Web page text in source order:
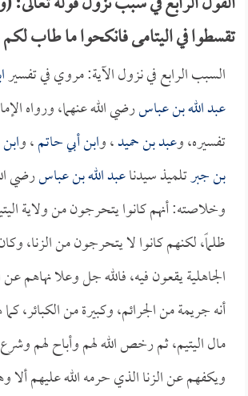
تقسطوا في اليتامى فانكحوا ما طاب
السبب الرابع في نزول الآية: مروي في تفسير
عبد الله بن عباسرضي الله عنهما، ورواه
تفسيره، وعبد بن حميد، وابن أبي حاتم، و
بن جبرتلميذ سيدناعبد الله بن عباسرضي
وخلاصته: أنهم كانوا يتحرجون من ولاية
ظلماً، لكنهم كانوا لا يتحرجون من الزنا،
الجاهلية يقعون فيه، فالله جل وعلا نهاهم
أنه جريمة من الجرائم، وكبيرة من الكبائر،
مال اليتيم، ثم رخص الله لهم وأباح لهم
ويكفهم عن الزنا الذي حرمه الله عليهم ألا